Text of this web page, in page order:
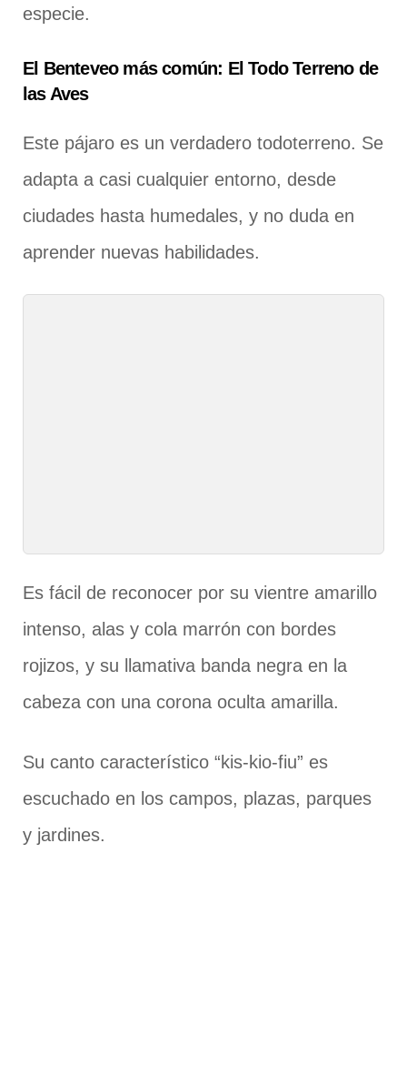
especie.
El Benteveo más común: El Todo Terreno de
las Aves
Este pájaro es un verdadero todoterreno. Se
adapta a casi cualquier entorno, desde
ciudades hasta humedales, y no duda en
aprender nuevas habilidades.
Es fácil de reconocer por su vientre amarillo
intenso, alas y cola marrón con bordes
rojizos, y su llamativa banda negra en la
cabeza con una corona oculta amarilla.
Su canto característico “kis-kio-fiu” es
escuchado en los campos, plazas, parques
y jardines.